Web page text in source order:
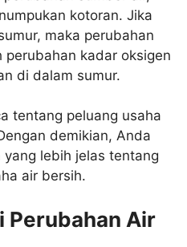
kotoran. Jika
maka perubahan
kadar oksigen
di dalam sumur.
tentang peluang usaha
demikian, Anda
lebih jelas tentang
air bersih.
Perubahan Air